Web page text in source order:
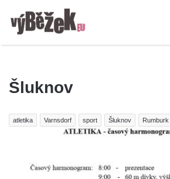
Šluknov
atletika Varnsdorf sport Šluknov Rumburk